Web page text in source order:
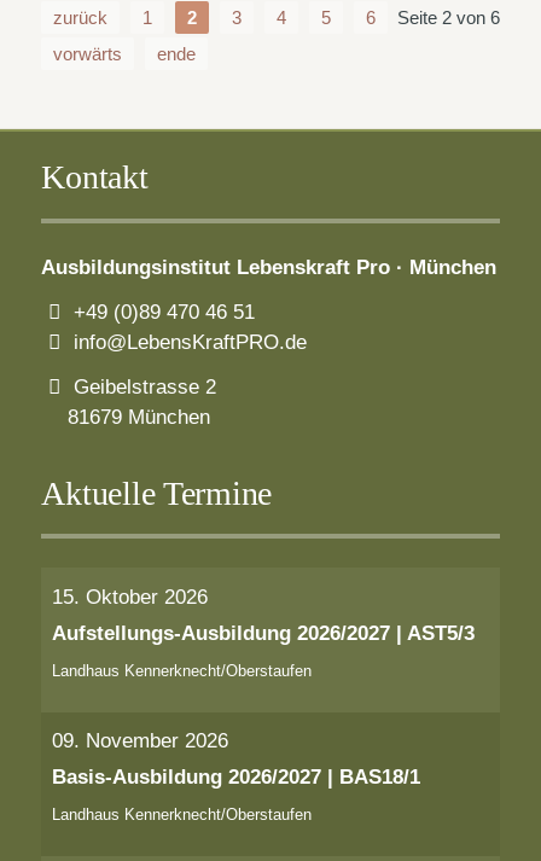
Seite 2 von 6
zurück 1 2 3 4 5
6
vorwärts
ende
Kontakt
Ausbildungsinstitut Lebenskraft Pro · München
+49 (0)89 470 46 51
info@LebensKraftPRO.de
Geibelstrasse 2
81679 München
Aktuelle Termine
15. Oktober 2026
Aufstellungs-Ausbildung 2026/2027 | AST5/3
Landhaus Kennerknecht/Oberstaufen
09. November 2026
Basis-Ausbildung 2026/2027 | BAS18/1
Landhaus Kennerknecht/Oberstaufen